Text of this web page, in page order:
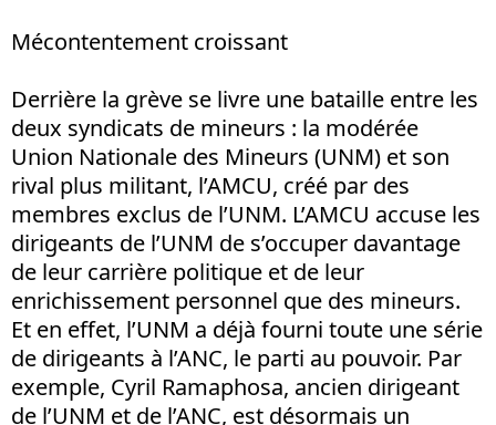
Mécontentement croissant
Derrière la grève se livre une bataille entre les
deux syndicats de mineurs : la modérée
Union Nationale des Mineurs (UNM) et son
rival plus militant, l’AMCU, créé par des
membres exclus de l’UNM. L’AMCU accuse les
dirigeants de l’UNM de s’occuper davantage
de leur carrière politique et de leur
enrichissement personnel que des mineurs.
Et en effet, l’UNM a déjà fourni toute une série
de dirigeants à l’ANC, le parti au pouvoir. Par
exemple, Cyril Ramaphosa, ancien dirigeant
de l’UNM et de l’ANC, est désormais un